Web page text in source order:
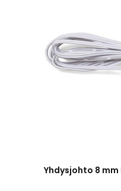
Yhdysjohto 8 mm